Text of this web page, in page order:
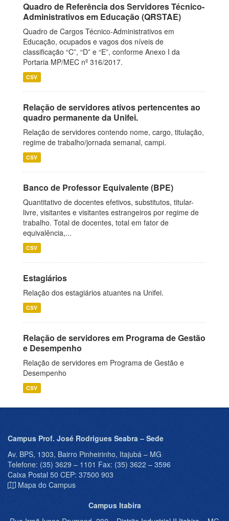
Quadro de Referência dos Servidores Técnico-
Administrativos em Educação (QRSTAE)
Quadro de Cargos Técnico-Administrativos em
Educação, ocupados e vagos dos níveis de
classificação “C”, “D” e “E”, conforme Anexo I da
Portaria MP/MEC nº 316/2017.
CSV
Relação de servidores ativos pertencentes ao
quadro permanente da Unifei.
Relação de servidores contendo nome, cargo, titulação,
regime de trabalho/jornada semanal, campi.
CSV
Banco de Professor Equivalente (BPE)
Quantitativo de docentes efetivos, substitutos, titular-
livre, visitantes e visitantes estrangeiros por regime de
trabalho. Total de docentes, total em fator de
equivalência,...
CSV
Estagiários
Relação dos estagiários atuantes na Unifei.
CSV
Relação de servidores em Programa de Gestão
e Desempenho
Relação de servidores em Programa de Gestão e
Desempenho
CSV
Campus Prof. José Rodrigues Seabra – Sede
Av. BPS, 1303, Bairro Pinheirinho, Itajubá – MG
Telefone: (35) 3629 – 1101 Fax: (35) 3622 – 3596
Caixa Postal 50 CEP: 37500 903
Mapa do Campus
Campus Itabira